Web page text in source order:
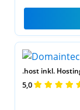
.host inkl.
5,0